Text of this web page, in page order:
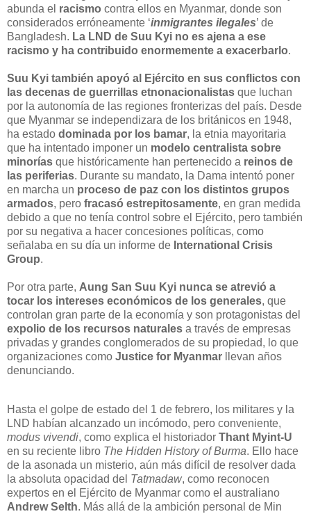
abunda el racismo contra ellos en Myanmar, donde son
considerados erróneamente ‘inmigrantes ilegales’ de
Bangladesh. La LND de Suu Kyi no es ajena a ese
racismo y ha contribuido enormemente a exacerbarlo.
Suu Kyi también apoyó al Ejército en sus conflictos con
las decenas de guerrillas etnonacionalistas que luchan
por la autonomía de las regiones fronterizas del país. Desde
que Myanmar se independizara de los británicos en 1948,
ha estado dominada por los bamar, la etnia mayoritaria
que ha intentado imponer un modelo centralista sobre
minorías que históricamente han pertenecido a reinos de
las periferias. Durante su mandato, la Dama intentó poner
en marcha un proceso de paz con los distintos grupos
armados, pero fracasó estrepitosamente, en gran medida
debido a que no tenía control sobre el Ejército, pero también
por su negativa a hacer concesiones políticas, como
señalaba en su día un informe de International Crisis
Group.
Por otra parte, Aung San Suu Kyi nunca se atrevió a
tocar los intereses económicos de los generales, que
controlan gran parte de la economía y son protagonistas del
expolio de los recursos naturales a través de empresas
privadas y grandes conglomerados de su propiedad, lo que
organizaciones como Justice for Myanmar llevan años
denunciando.
Hasta el golpe de estado del 1 de febrero, los militares y la
LND habían alcanzado un incómodo, pero conveniente,
modus vivendi, como explica el historiador Thant Myint-U
en su reciente libro The Hidden History of Burma. Ello hace
de la asonada un misterio, aún más difícil de resolver dada
la absoluta opacidad del Tatmadaw, como reconocen
expertos en el Ejército de Myanmar como el australiano
Andrew Selth. Más allá de la ambición personal de Min